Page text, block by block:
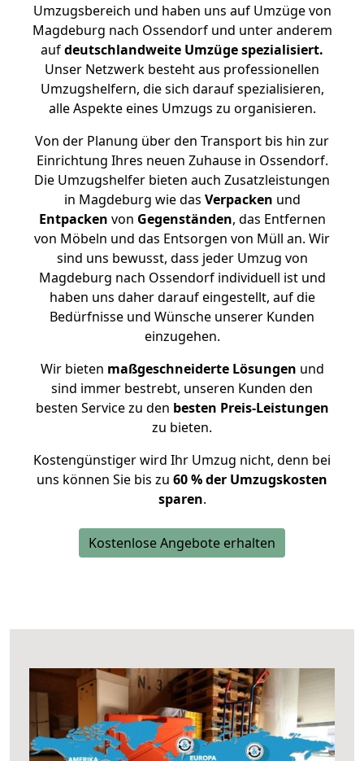
Umzugsbereich und haben uns auf Umzüge von
Magdeburg nach Ossendorf und unter anderem
aufdeutschlandweite Umzüge spezialisiert.
Unser Netzwerk besteht aus professionellen
Umzugshelfern, die sich darauf spezialisieren,
alle Aspekte eines Umzugs zu organisieren.
Von der Planung über den Transport bis hin zur
Einrichtung Ihres neuen Zuhause in Ossendorf.
Die Umzugshelfer bieten auch Zusatzleistungen
in Magdeburg wie das Verpacken und
Entpacken von Gegenständen, das Entfernen
von Möbeln und das Entsorgen von Müll an. Wir
sind uns bewusst, dass jeder Umzug von
Magdeburg nach Ossendorf individuell ist und
haben uns daher darauf eingestellt, auf die
Bedürfnisse und Wünsche unserer Kunden
einzugehen.
Wir bieten maßgeschneiderte Lösungen und
sind immer bestrebt, unseren Kunden den
besten Service zu den besten Preis-Leistungen
zu bieten.
Kostengünstiger wird Ihr Umzug nicht, denn bei
uns können Sie bis zu 60 % der Umzugskosten
sparen.
Kostenlose Angebote erhalten